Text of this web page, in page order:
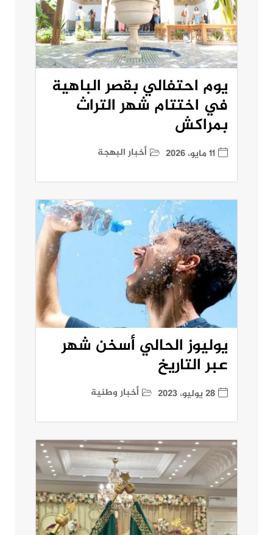
يوم احتفالي بقصر الباهية
في اختتام شهر التراث
بمراكش
11 مايو، 2026 أخبار البهجة
يوليوز الحالي أسخن شهر
عبر التاريخ
28 يوليو، 2023 أخبار وطنية